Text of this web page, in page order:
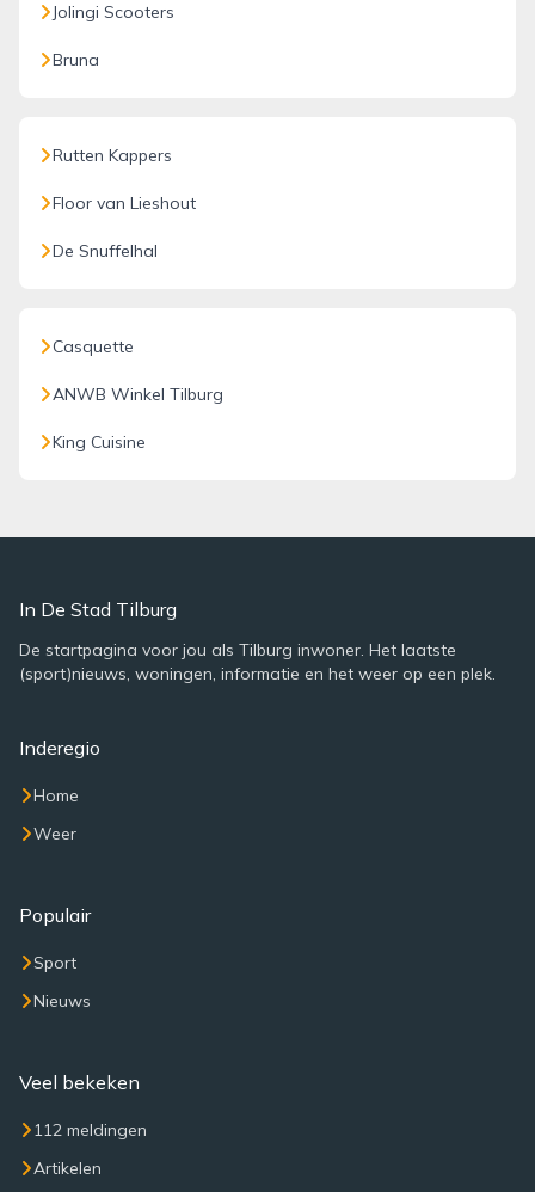
Jolingi Scooters
Bruna
Rutten Kappers
Floor van Lieshout
De Snuffelhal
Casquette
ANWB Winkel Tilburg
King Cuisine
In De Stad Tilburg
De startpagina voor jou als Tilburg inwoner. Het laatste
(sport)nieuws, woningen, informatie en het weer op een plek.
Inderegio
Home
Weer
Populair
Sport
Nieuws
Veel bekeken
112 meldingen
Artikelen